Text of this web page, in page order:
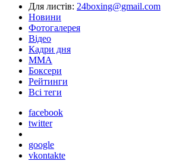
Для листів: 24boxing@gmail.com
Новини
Фотогалерея
Відео
Кадри дня
ММА
Боксери
Рейтинги
Всі теги
facebook
twitter
google
vkontakte